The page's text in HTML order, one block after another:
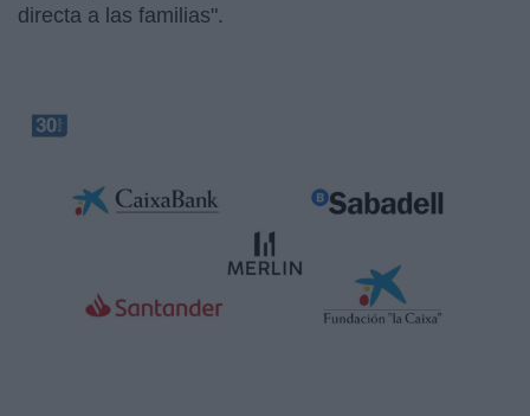
directa a las familias".